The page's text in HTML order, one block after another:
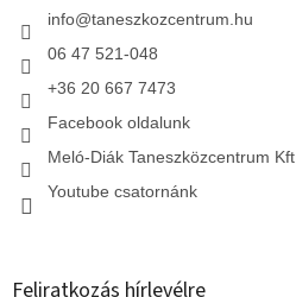
info@taneszkozcentrum.hu
06 47 521-048
+36 20 667 7473
Facebook oldalunk
Meló-Diák Taneszközcentrum Kft
Youtube csatornánk
Feliratkozás hírlevélre